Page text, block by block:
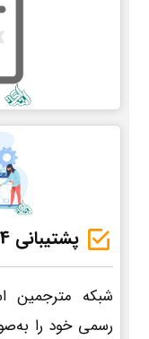
پشتیبانی 24 ساعته
شبکه مترجمین